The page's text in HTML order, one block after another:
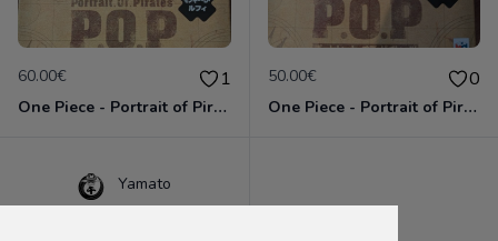
60.00€ 1
One Piece - Portrait of Pirates - Monkey D. Luffy - Chibi
50.00€ 0
One Piece - Portrait of Pirates - Nico Robin - Chibi
Yamato